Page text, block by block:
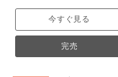
今すぐ見る
完売